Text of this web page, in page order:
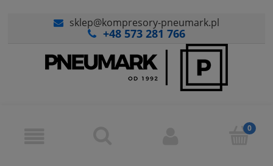
sklep@kompresory-pneumark.pl
+48 573 281 766